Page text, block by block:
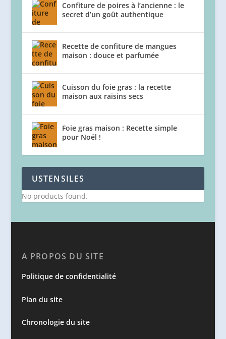
Confiture de poires à l’ancienne : le
secret d’un goût authentique
Recette de confiture de mangues
maison : douce et parfumée
Cuisson du foie gras : la recette
maison aux raisins secs
Foie gras maison : Recette simple
pour Noël !
USTENSILES
No products found.
A PROPOS DU SITE
Politique de confidentialité
Plan du site
Chronologie du site